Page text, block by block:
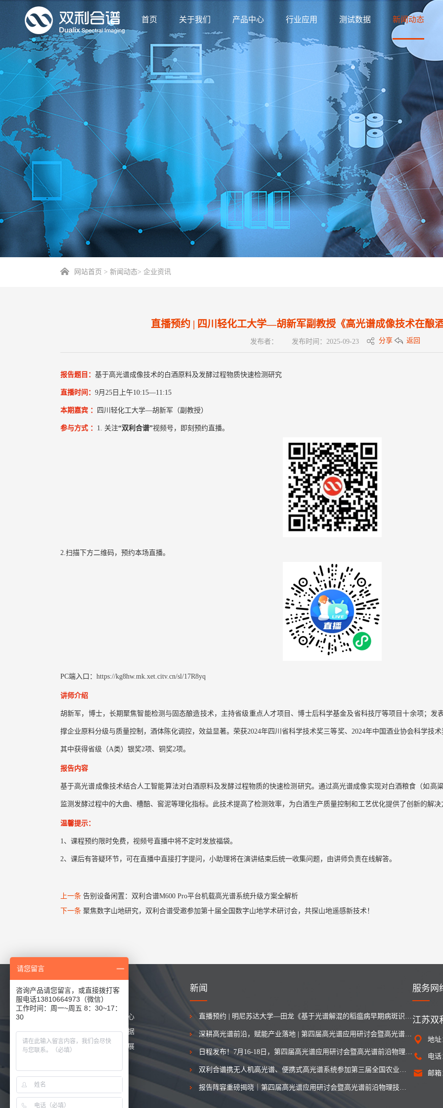
首页 关于我们 产品中心 行业应用 测试数据 新闻动态
网站首页 > 新闻动态> 企业资讯
直播预约 | 四川轻化工大学—胡新军副教授《高光谱成像技术在酿
发布者： 发布时间：2025-09-23 分享 返回
​报告题目： 基于高光谱成像技术的白酒原料及发酵过程物质快速检测研究
直播时间： 9月 25日上午10:15—11:15
本期嘉宾 ： 四川轻化工大学—胡新军（副教授）
参与方式 ： 1. 关注“双利合谱”视频号，即刻预约直播。
2.扫描下方二维码，预约本场直播。
PC端入口： https://kg8hw.mk.xet.citv.cn/sl/17R8yq
讲师介绍
胡新军，博士，长期聚焦智能检测与固态酿造技术，主持省级重点人才项目、博士后科学基金及省科技厅等项目十余项；发
撑企业原料分级与质量控制，酒体陈化调控，效益显著。荣获2024年四川省科学技术奖三等奖、2024年中国酒业协会科学技
其中获得省级（A类）银奖2项、铜奖2项。
报告内容
基于高光谱成像技术结合人工智能算法对白酒原料及发酵过程物质的快速检测研究。通过高光谱成像实现对白酒粮食（如高
监测发酵过程中的大曲、槽醅、窖泥等理化指标。此技术提高了检测效率，为白酒生产质量控制和工艺优化提供了创新的解决
温馨提示：
1、课程预约限时免费，视频号直播中将不定时发放福袋。
2、课后有答疑环节，可在直播中直接打字提问，小助理将在演讲结束后统一收集问题，由讲师负责在线解答。
上一条 告别设备闲置：双利合谱M600 Pro平台机载高光谱系统升级方案全解析
下一条 聚焦数字山地研究，双利合谱受邀参加第十届全国数字山地学术研讨会，共探山地遥感新技术！
快速导航
产品中心
行业应用
测试数据
新闻动态
人才发展
新闻
直播预约 | 明尼苏达大学—田龙《基于光谱解混的稻瘟病早期病斑识别及辐射建模》
深耕高光谱前沿，赋能产业落地 | 第四届高光谱应用研讨会暨高光谱前沿物理技术与实践论坛成功举办！
日程发布！7月16-18日，第四届高光谱应用研讨会暨高光谱前沿物理技术与实践论坛即将启幕
双利合谱携无人机高光谱、便携式高光谱系统参加第三届全国农业无人机遥感创新论坛
报告阵容重磅揭晓｜第四届高光谱应用研讨会暨高光谱前沿物理技术与实践论坛（第二轮通知）
服务网
江苏双
地址
电话
邮
请您留言
咨询产品请您留言，或直接拨打客
服电话13810664973（微信）
工作时间：周一~周五 8：30~17：
30